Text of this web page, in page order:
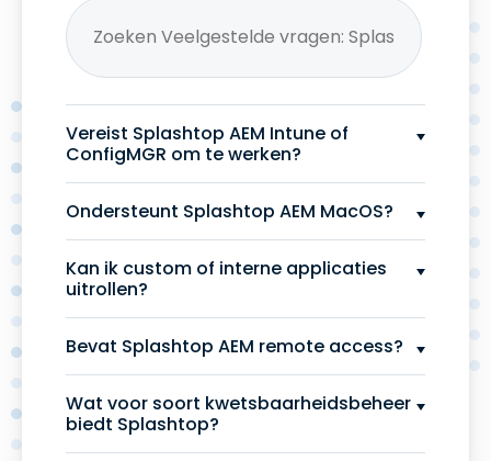
Vereist Splashtop AEM Intune of
ConfigMGR om te werken?
Ondersteunt Splashtop AEM MacOS?
Kan ik custom of interne applicaties
uitrollen?
Bevat Splashtop AEM remote access?
Wat voor soort kwetsbaarheidsbeheer
biedt Splashtop?